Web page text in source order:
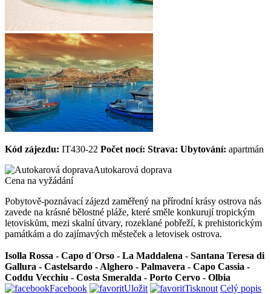
Kód zájezdu: IT430-22 Počet nocí: Strava: Ubytování: apartmán
Autokarová doprava
Cena na vyžádání
Pobytově-poznávací zájezd zaměřený na přírodní krásy ostrova nás
zavede na krásné bělostné pláže, které směle konkurují tropickým
letoviskům, mezi skalní útvary, rozeklané pobřeží, k prehistorickým
památkám a do zajímavých městeček a letovisek ostrova.
Isolla Rossa - Capo d´Orso - La Maddalena - Santana Teresa di
Gallura - Castelsardo - Alghero - Palmavera - Capo Cassia -
Coddu Vecchiu - Costa Smeralda - Porto Cervo - Olbia
Facebook
Uložit Tisknout Celý popis